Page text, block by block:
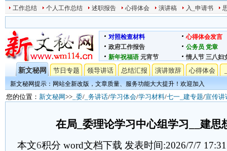
工作总结 个人工作总结 述职报告 心得体会 演讲稿 入_申请书
对照检查材料
心得体会发言
政府工作报告
公务员 党章
新年祝福语 元宵节 情人节 三八妇
新文秘网 节日专题 领导讲话 总结汇报 演讲致辞 心得体会
新文秘网提示：网站全新改版，文章质量、服务功能大大提升！欢迎加入
您的位置： 新文秘网>> _委/ _务讲话/学习体会/学习材料/七一_建专题/宣传讲
在局_委理论学习中心组学习__建思
本文6积分 word文档下载 发表时间:2026/7/7